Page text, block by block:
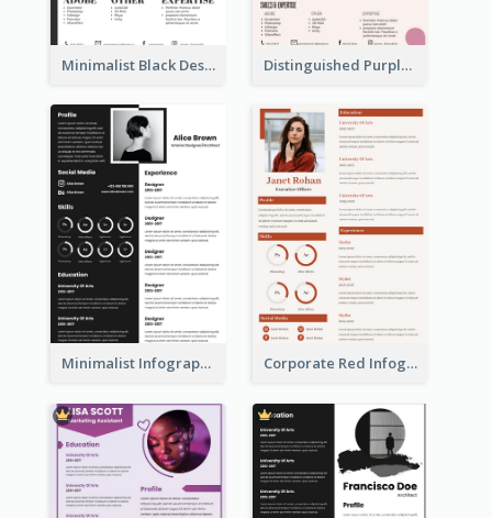
Minimalist Black Designer Resume Distinguished Purple Modern Resume
Minimalist Infographic Resume Corporate Red Infographic Resume